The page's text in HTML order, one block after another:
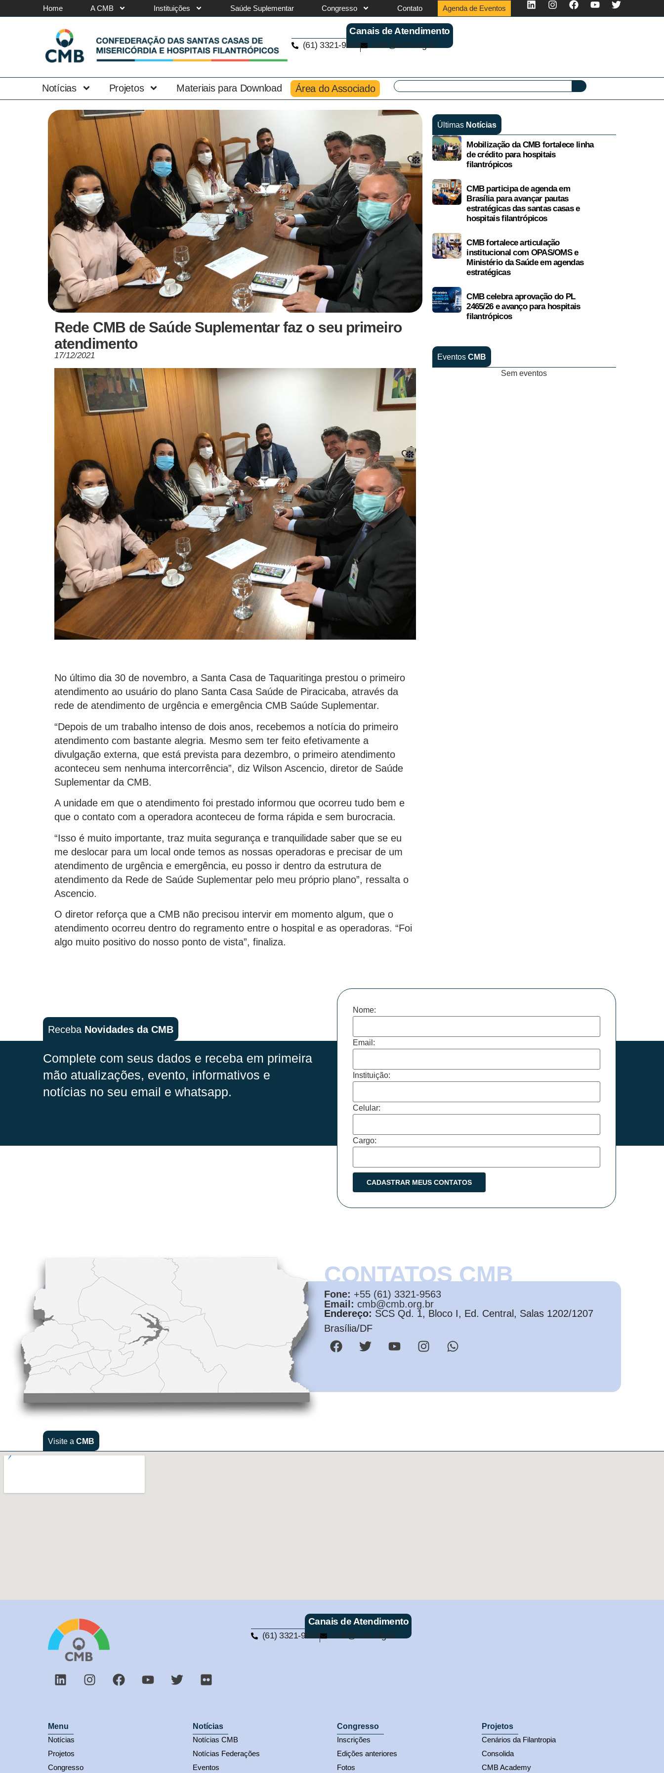
Home A CMB Instituições Saúde Suplementar Congresso Contato Agenda de Eventos
Canais de Atendimento
(61) 3321-9563 cmb@cmb.org.br
Notícias Projetos Materiais para Download Área do Associado
Rede CMB de Saúde Suplementar faz o seu primeiro
atendimento
17/12/2021
No último dia 30 de novembro, a Santa Casa de Taquaritinga prestou o primeiro
atendimento ao usuário do plano Santa Casa Saúde de Piracicaba, através da
rede de atendimento de urgência e emergência CMB Saúde Suplementar.
“Depois de um trabalho intenso de dois anos, recebemos a notícia do primeiro
atendimento com bastante alegria. Mesmo sem ter feito efetivamente a
divulgação externa, que está prevista para dezembro, o primeiro atendimento
aconteceu sem nenhuma intercorrência”, diz Wilson Ascencio, diretor de Saúde
Suplementar da CMB.
A unidade em que o atendimento foi prestado informou que ocorreu tudo bem e
que o contato com a operadora aconteceu de forma rápida e sem burocracia.
“Isso é muito importante, traz muita segurança e tranquilidade saber que se eu
me deslocar para um local onde temos as nossas operadoras e precisar de um
atendimento de urgência e emergência, eu posso ir dentro da estrutura de
atendimento da Rede de Saúde Suplementar pelo meu próprio plano”, ressalta o
Ascencio.
O diretor reforça que a CMB não precisou intervir em momento algum, que o
atendimento ocorreu dentro do regramento entre o hospital e as operadoras. “Foi
algo muito positivo do nosso ponto de vista”, finaliza.
Últimas Notícias
Mobilização da CMB fortalece linha
de crédito para hospitais
filantrópicos
CMB participa de agenda em
Brasília para avançar pautas
estratégicas das santas casas e
hospitais filantrópicos
CMB fortalece articulação
institucional com OPAS/OMS e
Ministério da Saúde em agendas
estratégicas
CMB celebra aprovação do PL
2465/26 e avanço para hospitais
filantrópicos
Eventos CMB
Sem eventos
Receba Novidades da CMB
Complete com seus dados e receba em primeira
mão atualizações, evento, informativos e
notícias no seu email e whatsapp.
Nome:
Email:
Instituição:
Celular:
Cargo:
CONTATOS CMB
Fone: +55 (61) 3321-9563
Email: cmb@cmb.org.br
Endereço: SCS Qd. 1, Bloco I, Ed. Central, Salas 1202/1207
Brasília/DF
Visite a CMB
Canais de Atendimento
(61) 3321-9563 cmb@cmb.org.br
Menu
Notícias
Projetos
Congresso
Notícias
Notícias CMB
Notícias Federações
Eventos
Congresso
Inscrições
Edições anteriores
Fotos
Projetos
Cenários da Filantropia
Consolida
CMB Academy